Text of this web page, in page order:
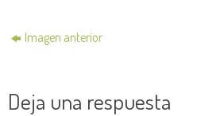
Imagen anterior
Deja una respuesta